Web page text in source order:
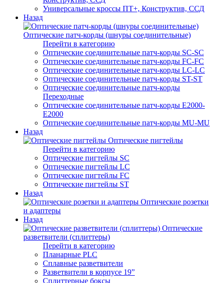
Универсальные кроссы ПТ+, Конструктив, ССД
Назад
Оптические патч-корды (шнуры соединительные)
Перейти в категорию
Оптические соединительные патч-корды SC-SC
Оптические соединительные патч-корды FC-FC
Оптические соединительные патч-корды LC-LC
Оптические соединительные патч-корды ST-ST
Оптические соединительные патч-корды
Переходные
Оптические соединительные патч-корды E2000-
E2000
Оптические соединительные патч-корды MU-MU
Назад
Оптические пигтейлы
Перейти в категорию
Оптические пигтейлы SC
Оптические пигтейлы LC
Оптические пигтейлы FC
Оптические пигтейлы ST
Назад
Оптические розетки
и адаптеры
Назад
Оптические
разветвители (сплиттеры)
Перейти в категорию
Планарные PLC
Сплавные разветвители
Разветвители в корпусе 19”
Сплиттерные боксы